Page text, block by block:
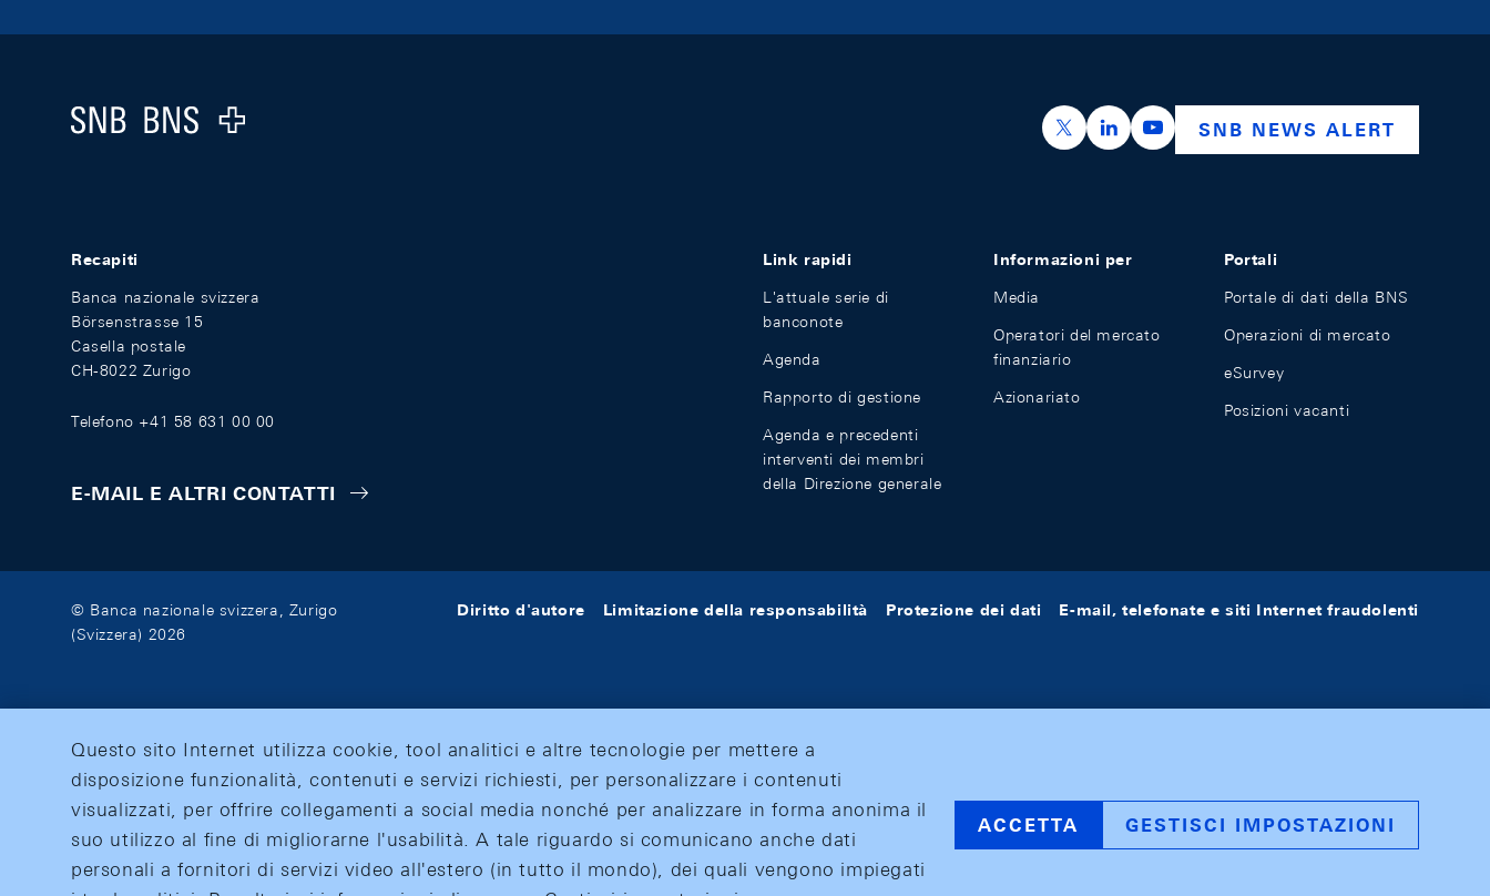
Logo
https://x.com/snb_bns
https://ch.linkedin.com/company/swiss-
https://www.youtube.com/
SNB NEWS ALERT
Recapiti
Banca nazionale svizzera
Börsenstrasse 15
Casella postale
CH-8022 Zurigo
Telefono +41 58 631 00 00
E-MAIL E ALTRI CONTATTI
Link rapidi
L'attuale serie di
banconote
Agenda
Rapporto di gestione
Agenda e precedenti
interventi dei membri
della Direzione generale
Informazioni per
Media
Operatori del mercato
finanziario
Azionariato
Portali
Portale di dati della BNS
Operazioni di mercato
eSurvey
Posizioni vacanti
© Banca nazionale svizzera, Zurigo
(Svizzera) 2026
Diritto d'autore Limitazione della responsabilità Protezione dei dati E-mail, telefonate e siti Internet fraudolenti
Questo sito Internet utilizza cookie, tool analitici e altre tecnologie per mettere a
disposizione funzionalità, contenuti e servizi richiesti, per personalizzare i contenuti
visualizzati, per offrire collegamenti a social media nonché per analizzare in forma anonima il
suo utilizzo al fine di migliorarne l'usabilità. A tale riguardo si comunicano anche dati
personali a fornitori di servizi video all'estero (in tutto il mondo), dei quali vengono impiegati
ACCETTA GESTISCI IMPOSTAZIONI